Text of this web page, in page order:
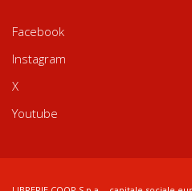
Facebook
Instagram
X
Youtube